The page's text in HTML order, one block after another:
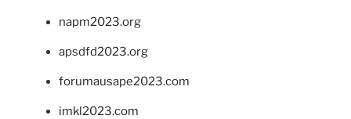
napm2023.org
apsdfd2023.org
forumausape2023.com
imkl2023.com